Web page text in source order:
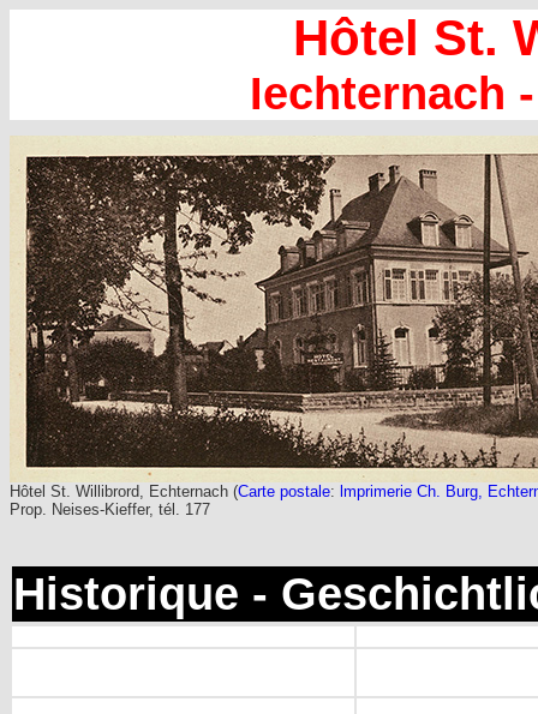
Hôtel St.
Iechternach
Hôtel St. Willibrord, Echternach (Carte postale: lmprimerie Ch. Burg,
Prop. Neises-Kieffer, tél. 177
Historique -